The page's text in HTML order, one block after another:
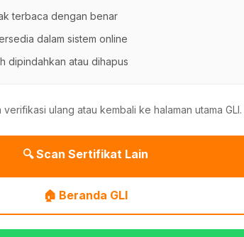
terbaca dengan benar
dalam sistem online
dipindahkan atau dihapus
ulang atau kembali ke halaman utama GLI.
🔍 Scan Sertifikat Lain
🏠 Beranda GLI